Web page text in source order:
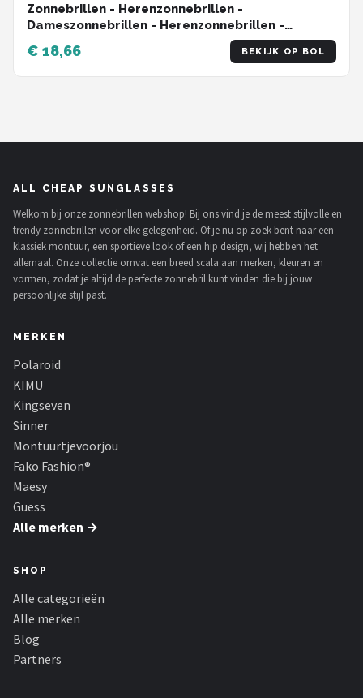
Zonnebrillen - Herenzonnebrillen -
Dameszonnebrillen - Herenzonnebrillen -
Gepolariseerde zonnebril voor mannen en
vrouwen, UV400-bescherming, Vizier, Vintage
stijl, Autorijden, Fietsen, Sport, Vissen, Reizen,
€ 18,66 BEKIJK OP BOL
ALL CHEAP SUNGLASSES
Welkom bij onze zonnebrillen webshop! Bij ons vind je de meest stijlvolle en
trendy zonnebrillen voor elke gelegenheid. Of je nu op zoek bent naar een
klassiek montuur, een sportieve look of een hip design, wij hebben het
allemaal. Onze collectie omvat een breed scala aan merken, kleuren en
vormen, zodat je altijd de perfecte zonnebril kunt vinden die bij jouw
persoonlijke stijl past.
MERKEN
Polaroid
KIMU
Kingseven
Sinner
Montuurtjevoorjou
Fako Fashion®
Maesy
Guess
Alle merken →
SHOP
Alle categorieën
Alle merken
Blog
Partners